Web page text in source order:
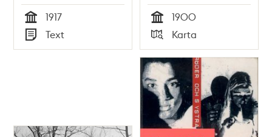
Tid
1917
Typ
Text Tid
1900
Typ
Karta